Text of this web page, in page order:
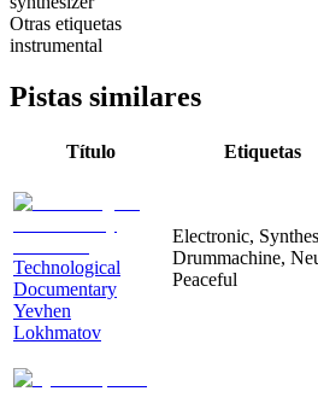
Otras etiquetas
instrumental
Pistas similares
Título Etiquetas
Technological
Documentary
Yevhen
Lokhmatov
Electronic,
Drummachine,
Peaceful